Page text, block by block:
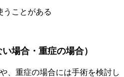
うことがある
場合・重症の場合）
、重症の場合には手術を検討し